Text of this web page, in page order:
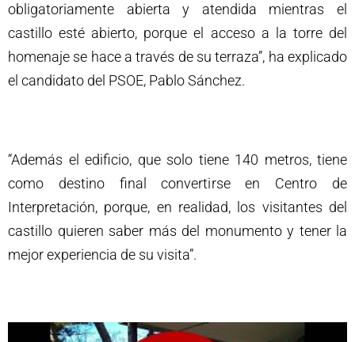
obligatoriamente abierta y atendida mientras el
castillo esté abierto, porque el acceso a la torre del
homenaje se hace a través de su terraza”, ha explicado
el candidato del PSOE, Pablo Sánchez.
“Además el edificio, que solo tiene 140 metros, tiene
como destino final convertirse en Centro de
Interpretación, porque, en realidad, los visitantes del
castillo quieren saber más del monumento y tener la
mejor experiencia de su visita”.